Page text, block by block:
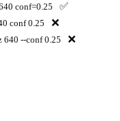
conf=0.25 ✅
conf 0.25 ❌
640 --conf 0.25 ❌